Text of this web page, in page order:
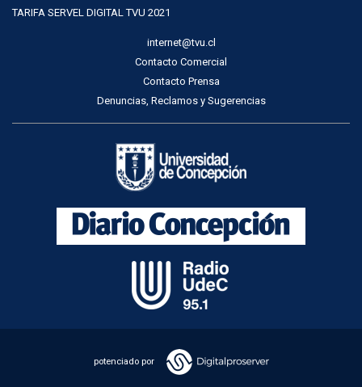
TARIFA SERVEL DIGITAL TVU 2021
internet@tvu.cl
Contacto Comercial
Contacto Prensa
Denuncias, Reclamos y Sugerencias
potenciado por